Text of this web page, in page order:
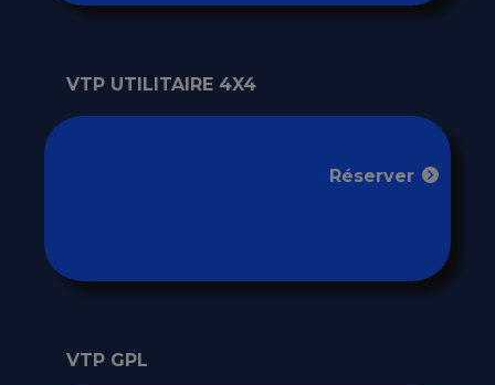
VTP UTILITAIRE 4X4
Réserver
VTP GPL